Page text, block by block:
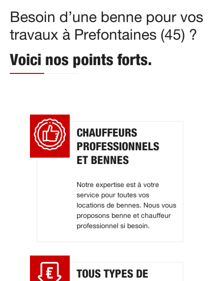
Besoin d’une benne pour vos
travaux à Prefontaines (45) ?
Voici nos points forts.
CHAUFFEURS
PROFESSIONNELS
ET BENNES
Notre expertise est à votre
service pour toutes vos
locations de bennes. Nous vous
proposons benne et chauffeur
professionnel si besoin.
TOUS TYPES DE